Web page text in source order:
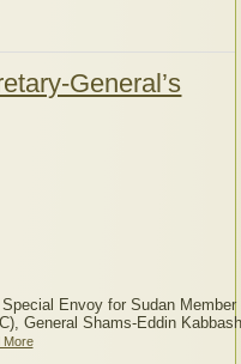
General’s
Envoy for Sudan Member
General Shams-Eddin
More